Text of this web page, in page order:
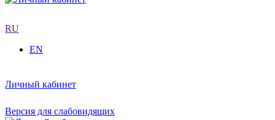
RU
EN
Личный кабинет
Версия для слабовидящих